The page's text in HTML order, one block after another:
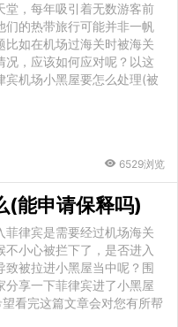
堂，每年吸引着无数游客前
们的热带旅行可能并非一帆
比如在机场过海关时被海关
，应该如何应对呢？以这
机场小黑屋要怎么处理(被
6529浏览
(能申请保释吗)
律宾是需要经过机场海关
小心被拦下了，是否进入
被拉进小黑屋当中呢？围
享一下菲律宾进了小黑屋
看完这篇文章会对您有所帮